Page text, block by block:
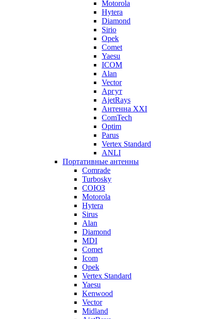
Motorola
Hytera
Diamond
Sirio
Opek
Comet
Yaesu
ICOM
Alan
Vector
Аргут
AjetRays
Антенна XXI
ComTech
Optim
Parus
Vertex Standard
ANLI
Портативные антенны
Comrade
Turbosky
СОЮЗ
Motorola
Hytera
Sirus
Alan
Diamond
MDI
Comet
Icom
Opek
Vertex Standard
Yaesu
Kenwood
Vector
Midland